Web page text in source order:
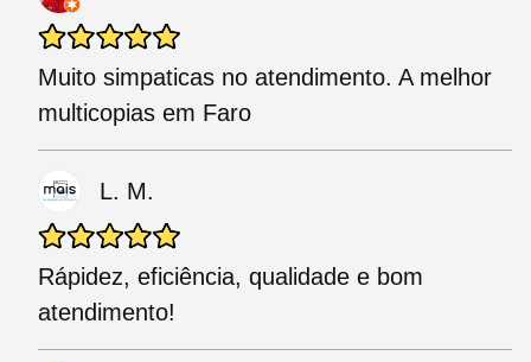
Muito simpaticas no atendimento. A melhor
multicopias em Faro
L. M.
Rápidez, eficiência, qualidade e bom
atendimento!